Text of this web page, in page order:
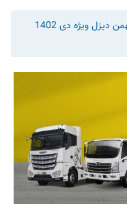
شرایط طرح جدید فروش فوری محصولات بهمن دیزل ویژه دی 1402